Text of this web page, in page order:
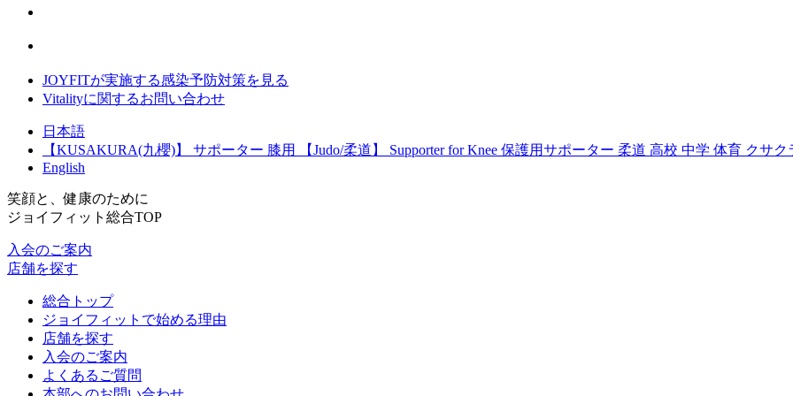
JOYFITが実施する感染予防対策を見る
Vitalityに関するお問い合わせ
日本語
【KUSAKURA(九櫻)】 サポーター 膝用 【Judo/柔道】 Supporter for Knee 保護用サポーター 柔道 高校 中学 体育 クサ
English
笑顔と、健康のために
ジョイフィット総合TOP
入会のご案内
店舗を探す
総合トップ
ジョイフィットで始める理由
店舗を探す
入会のご案内
よくあるご質問